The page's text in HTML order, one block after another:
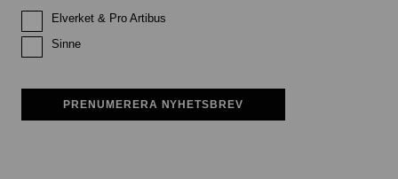
Elverket & Pro Artibus
Sinne
PRENUMERERA NYHETSBREV